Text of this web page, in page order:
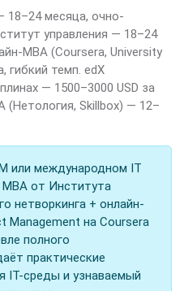
18–24 месяца, очно-
управления — 18–24
MBA (Coursera, University
гибкий темп. edX
— 1500–3000 USD за
(Нетология, Skillbox) — 12–
или международном IT
от Института
нетворкинга + онлайн-
Management на Coursera
полного
практические
IT-среды и узнаваемый